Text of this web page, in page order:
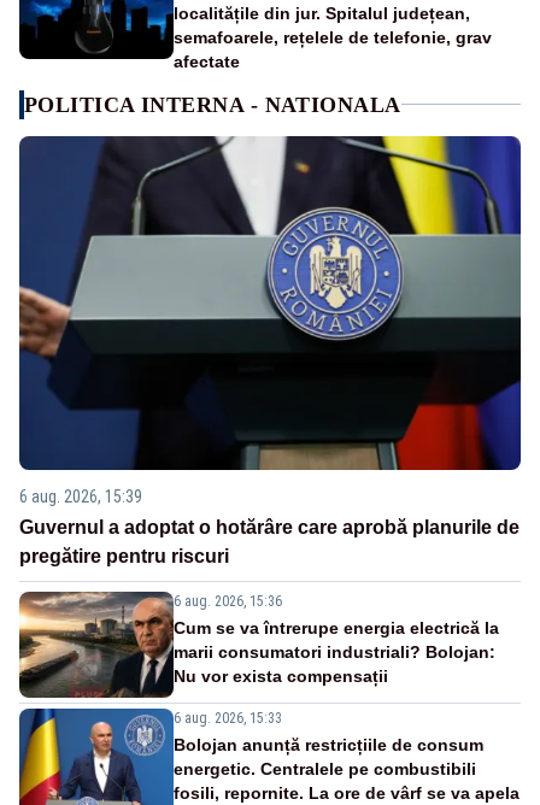
localitățile din jur. Spitalul județean,
semafoarele, rețelele de telefonie, grav
afectate
POLITICA INTERNA - NATIONALA
6 aug. 2026, 15:39
Guvernul a adoptat o hotărâre care aprobă planurile de
pregătire pentru riscuri
6 aug. 2026, 15:36
Cum se va întrerupe energia electrică la
marii consumatori industriali? Bolojan:
Nu vor exista compensații
6 aug. 2026, 15:33
Bolojan anunță restricțiile de consum
energetic. Centralele pe combustibili
fosili, repornite. La ore de vârf se va apela